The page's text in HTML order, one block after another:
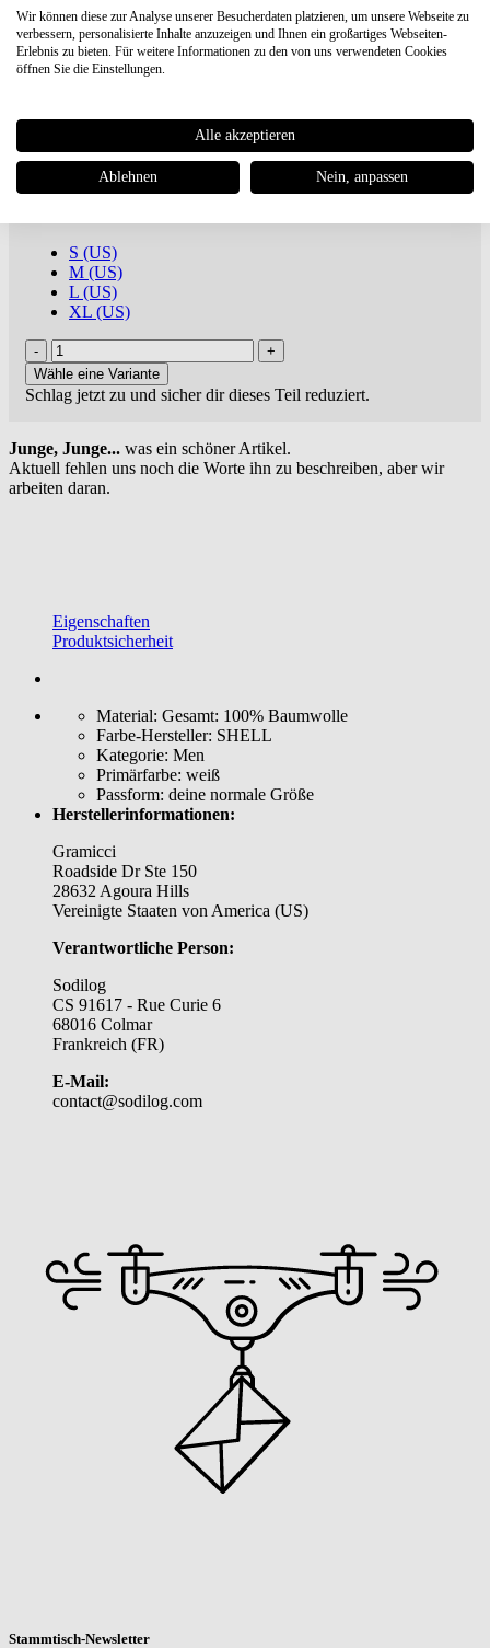
Gramicci Pant Straight Fit
Du sparst 10%
versandkostenfreie Lieferung oder Buch dabei ***
inkl. MwSt., zuzügl.Versandkosten
Artikel-Nr.: G116-OGT-SHELL
S (US)
M (US)
L (US)
XL (US)
Wähle eine Variante
Schlag jetzt zu und sicher dir dieses Teil reduziert.
Junge, Junge... was ein schöner Artikel.
Aktuell fehlen uns noch die Worte ihn zu beschreiben, aber wir
arbeiten daran.
Eigenschaften
Produktsicherheit
Material: Gesamt: 100% Baumwolle
Farbe-Hersteller: SHELL
Kategorie: Men
Primärfarbe: weiß
Passform: deine normale Größe
Herstellerinformationen:
Gramicci
Roadside Dr Ste 150
28632 Agoura Hills
Vereinigte Staaten von America (US)
Verantwortliche Person:
Sodilog
CS 91617 - Rue Curie 6
68016 Colmar
Frankreich (FR)
E-Mail:
contact@sodilog.com
Stammtisch-Newsletter
Wir können diese zur Analyse unserer Besucherdaten platzieren, um unsere Webseite zu
verbessern, personalisierte Inhalte anzuzeigen und Ihnen ein großartiges Webseiten-
Erlebnis zu bieten. Für weitere Informationen zu den von uns verwendeten Cookies
öffnen Sie die Einstellungen.
Alle akzeptieren
Ablehnen Nein, anpassen